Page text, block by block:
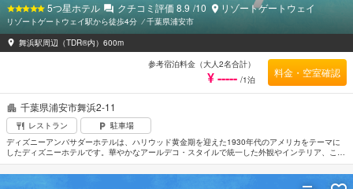
千葉県浦安市舞浜2-11
レストラン
駐車場
ディズニーアンバサダーホテルは、ハリウッド黄金期を迎えた1930年代のアメリカをテーマに
したディズニーホテルです。華やかなアールデコ・スタイルで統一した外観やインテリア、ここ
でしか出逢えないさまざまなディズニーキャラクターのモチーフに笑顔が広がります。JR京葉線
／武蔵野線 舞浜駅下車 徒歩8分。成田空港より約80分、羽田空港より約50分。（C）Disney
5つ星ホテル クチコミ評価8.9 /10 リゾートゲートウェイ
リゾートゲートウェイ駅から徒歩4分 ⁄千葉県浦安市
舞浜駅周辺（TDR®内）600m
参考宿泊料金（大人2名合計）
¥ ----- /1泊
料金・空室確認